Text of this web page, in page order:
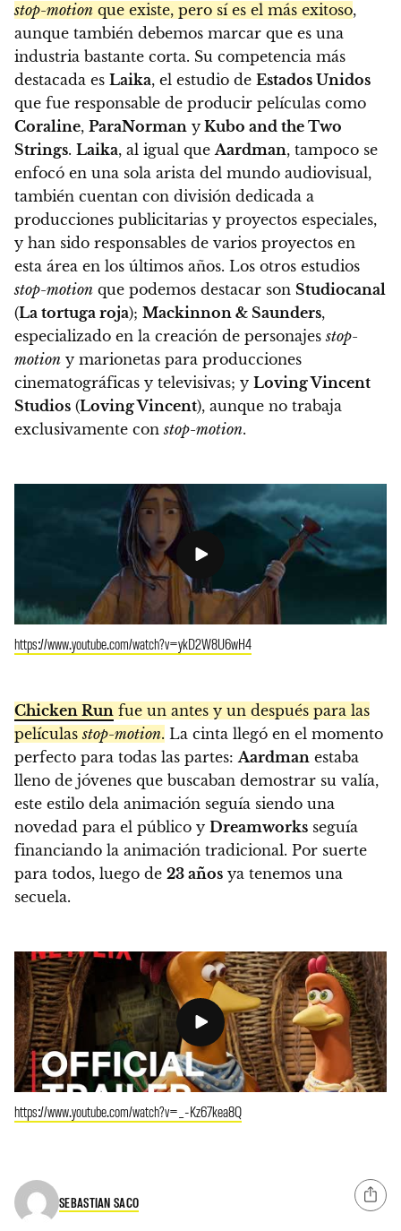
stop-motion que existe, pero sí es el más exitoso,
aunque también debemos marcar que es una
industria bastante corta. Su competencia más
destacada es Laika, el estudio de Estados Unidos
que fue responsable de producir películas como
Coraline, ParaNorman y Kubo and the Two
Strings. Laika, al igual queAardman, tampoco se
enfocó en una sola arista del mundo audiovisual,
también cuentan con división dedicada a
producciones publicitarias y proyectos especiales,
y han sido responsables de varios proyectos en
esta área en los últimos años. Los otros estudios
stop-motion que podemos destacar son Studiocanal
(La tortuga roja); Mackinnon & Saunders,
especializado en la creación de personajesstop-
motion y marionetas para producciones
cinematográficas y televisivas; y Loving Vincent
Studios (Loving Vincent), aunque no trabaja
exclusivamente constop-motion.
https://www.youtube.com/watch?v=ykD2W8U6wH4
Chicken Run fue un antes y un después para las
películasstop-motion. La cinta llegó en el momento
perfecto para todas las partes:Aardman estaba
lleno de jóvenes que buscaban demostrar su valía,
este estilo dela animación seguía siendo una
novedad para el público y Dreamworks seguía
financiando la animación tradicional. Por suerte
para todos, luego de 23 años ya tenemos una
secuela.
https://www.youtube.com/watch?v=_-Kz67kea8Q
SEBASTIAN SACO